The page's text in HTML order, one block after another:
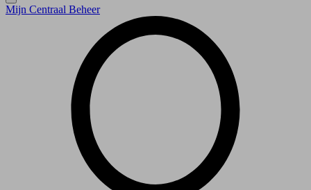
Mijn Centraal Beheer